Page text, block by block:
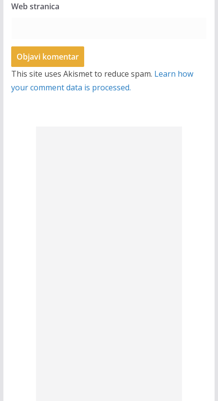
Web stranica
This site uses Akismet to reduce spam. Learn how
your comment data is processed.